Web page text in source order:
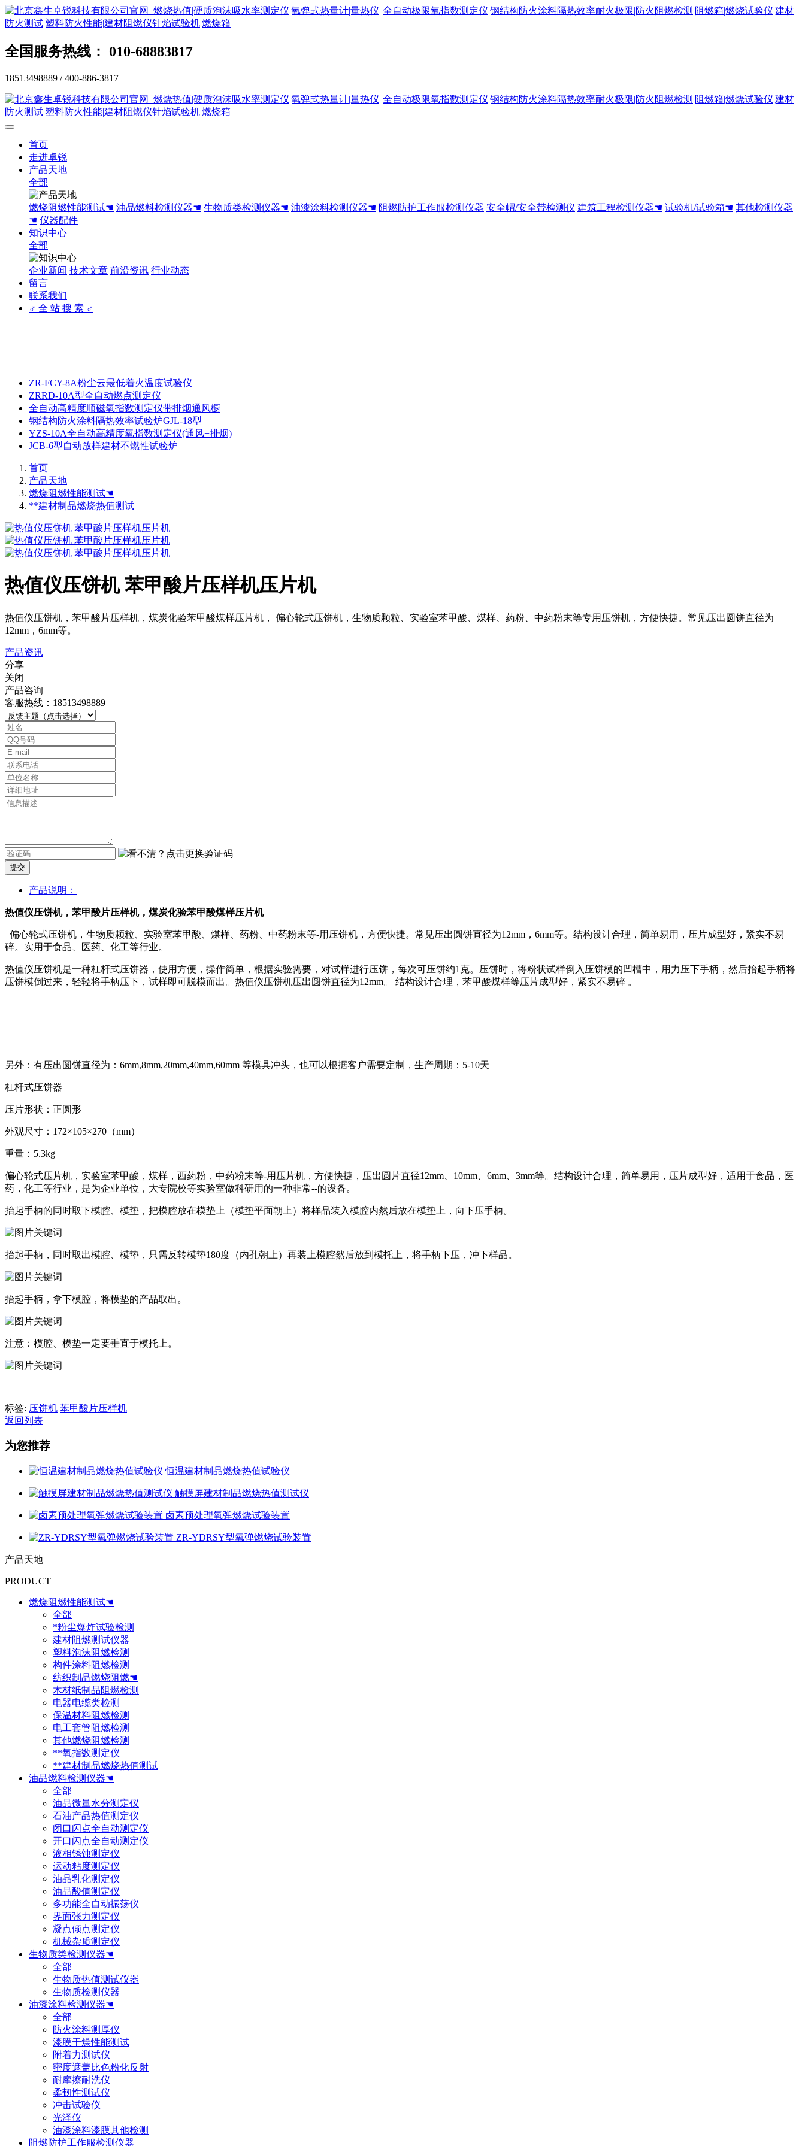
全国服务热线： 010-68883817
18513498889 / 400-886-3817
首页
走进卓锐
产品天地
全部
燃烧阻燃性能测试☚ 油品燃料检测仪器☚ 生物质类检测仪器☚ 油漆涂料检测仪器☚ 阻燃防护工作服检测仪器 安全帽/安全带检测仪 建筑工程检测仪器☚ 试验机/试验箱☚ 其他检测仪器
☚ 仪器配件
知识中心
全部
企业新闻 技术文章 前沿资讯 行业动态
留言
联系我们
♂ 全 站 搜 索 ♂
ZR-FCY-8A粉尘云最低着火温度试验仪
ZRRD-10A型全自动燃点测定仪
全自动高精度顺磁氧指数测定仪带排烟通风橱
钢结构防火涂料隔热效率试验炉GJL-18型
YZS-10A全自动高精度氧指数测定仪(通风+排烟)
JCB-6型自动放样建材不燃性试验炉
首页
产品天地
燃烧阻燃性能测试☚
**建材制品燃烧热值测试
热值仪压饼机 苯甲酸片压样机压片机
热值仪压饼机，苯甲酸片压样机，煤炭化验苯甲酸煤样压片机， 偏心轮式压饼机，生物质颗粒、实验室苯甲酸、煤样、药粉、中药粉末等专用压饼机，方便快捷。常见压出圆饼直径为
12mm，6mm等。
产品资讯
分享
关闭
产品咨询
客服热线：18513498889
提交
产品说明：
热值仪压饼机，苯甲酸片压样机，煤炭化验苯甲酸煤样压片机
偏心轮式压饼机，生物质颗粒、实验室苯甲酸、煤样、药粉、中药粉末等-用压饼机，方便快捷。常见压出圆饼直径为12mm，6mm等。结构设计合理，简单易用，压片成型好，紧实不易
碎。实用于食品、医药、化工等行业。
热值仪压饼机是一种杠杆式压饼器，使用方便，操作简单，根据实验需要，对试样进行压饼，每次可压饼约1克。压饼时，将粉状试样倒入压饼模的凹槽中，用力压下手柄，然后抬起手柄将
压饼模倒过来，轻轻将手柄压下，试样即可脱模而出。热值仪压饼机压出圆饼直径为12mm。 结构设计合理，苯甲酸煤样等压片成型好，紧实不易碎 。
另外：有压出圆饼直径为：6mm,8mm,20mm,40mm,60mm 等模具冲头，也可以根据客户需要定制，生产周期：5-10天
杠杆式压饼器
压片形状：正圆形
外观尺寸：172×105×270（mm）
重量：5.3kg
偏心轮式压片机，实验室苯甲酸，煤样，西药粉，中药粉末等-用压片机，方便快捷，压出圆片直径12mm、10mm、6mm、3mm等。结构设计合理，简单易用，压片成型好，适用于食品，医
药，化工等行业，是为企业单位，大专院校等实验室做科研用的一种非常--的设备。
抬起手柄的同时取下模腔、模垫，把模腔放在模垫上（模垫平面朝上）将样品装入模腔内然后放在模垫上，向下压手柄。
抬起手柄，同时取出模腔、模垫，只需反转模垫180度（内孔朝上）再装上模腔然后放到模托上，将手柄下压，冲下样品。
抬起手柄，拿下模腔，将模垫的产品取出。
注意：模腔、模垫一定要垂直于模托上。
标签: 压饼机 苯甲酸片压样机
返回列表
为您推荐
恒温建材制品燃烧热值试验仪
触摸屏建材制品燃烧热值测试仪
卤素预处理氧弹燃烧试验装置
ZR-YDRSY型氧弹燃烧试验装置
产品天地
PRODUCT
燃烧阻燃性能测试☚
全部
*粉尘爆炸试验检测
建材阻燃测试仪器
塑料泡沫阻燃检测
构件涂料阻燃检测
纺织制品燃烧阻燃☚
木材纸制品阻燃检测
电器电缆类检测
保温材料阻燃检测
电工套管阻燃检测
其他燃烧阻燃检测
**氧指数测定仪
**建材制品燃烧热值测试
油品燃料检测仪器☚
全部
油品微量水分测定仪
石油产品热值测定仪
闭口闪点全自动测定仪
开口闪点全自动测定仪
液相锈蚀测定仪
运动粘度测定仪
油品乳化测定仪
油品酸值测定仪
多功能全自动振荡仪
界面张力测定仪
凝点倾点测定仪
机械杂质测定仪
生物质类检测仪器☚
全部
生物质热值测试仪器
生物质检测仪器
油漆涂料检测仪器☚
全部
防火涂料测厚仪
漆膜干燥性能测试
附着力测试仪
密度遮盖比色粉化反射
耐摩擦耐洗仪
柔韧性测试仪
冲击试验仪
光泽仪
油漆涂料漆膜其他检测
阻燃防护工作服检测仪器